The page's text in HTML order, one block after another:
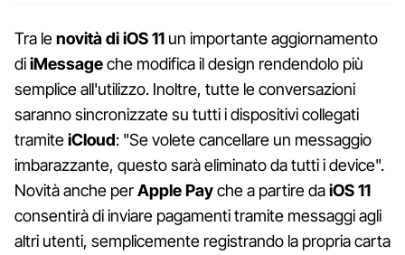
Tra lenovità di iOS 11 un importante aggiornamento
diiMessageche modifica il design rendendolo più
semplice all'utilizzo. Inoltre, tutte le conversazioni
saranno sincronizzate su tutti i dispositivi collegati
tramiteiCloud: "Se volete cancellare un messaggio
imbarazzante, questo sarà eliminato da tutti i device".
Novità anche perApple Payche a partire daiOS 11
consentirà di inviare pagamenti tramite messaggi agli
altri utenti, semplicemente registrando la propria carta